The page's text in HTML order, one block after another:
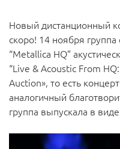
Новый дистанционный
скоро! 14 ноября группа
“Metallica HQ”
“Live & Acoustic From
Auction», то есть
аналогичный
группа выпускала в